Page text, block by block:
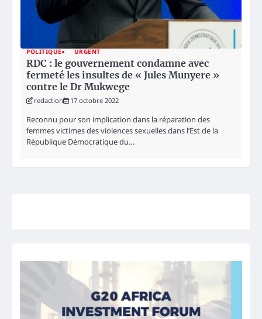
POLITIQUE URGENT
RDC : le gouvernement condamne avec
fermeté les insultes de « Jules Munyere »
contre le Dr Mukwege
redaction 17 octobre 2022
Reconnu pour son implication dans la réparation des
femmes victimes des violences sexuelles dans l’Est de la
République Démocratique du…